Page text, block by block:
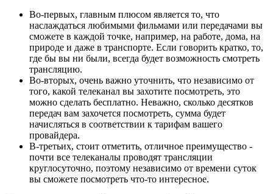
Во-первых, главным плюсом является то, что
наслаждаться любимыми фильмами или передачами вы
сможете в каждой точке, например, на работе, дома, на
природе и даже в транспорте. Если говорить кратко, то,
где бы вы ни были, всегда будет возможность смотреть
трансляцию.
Во-вторых, очень важно уточнить, что независимо от
того, какой телеканал вы захотите посмотреть, это
можно сделать бесплатно. Неважно, сколько десятков
передач вам захочется посмотреть, сумма будет
начисляться в соответствии к тарифам вашего
провайдера.
В-третьих, стоит отметить, отличное преимущество -
почти все телеканалы проводят трансляции
круглосуточно, поэтому независимо от времени суток
вы сможете посмотреть что-то интересное.